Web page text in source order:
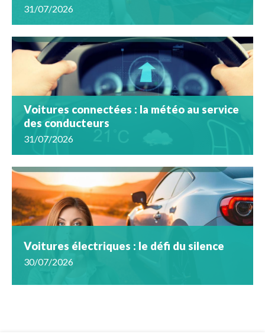
31/07/2026
Voitures connectées : la météo au service
des conducteurs
31/07/2026
Voitures électriques : le défi du silence
30/07/2026